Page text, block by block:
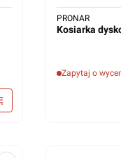
Kosiarka
Zapytaj o
PRONAR